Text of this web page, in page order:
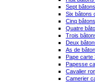
Sept
Six bâtons
Cinq
Quatre
Trois
Deux
As de
Pape carte
Papesse
Cavalier
Camerier